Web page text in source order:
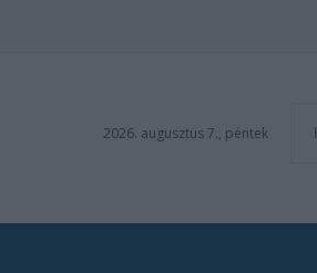
2026. augusztus 7., péntek